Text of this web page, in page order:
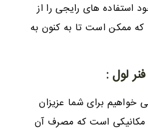
استفاده های رایجی را از
ممکن است تا به کنون به
لول :
برای شما عزیزان
مکانیکی است که مصرف آن